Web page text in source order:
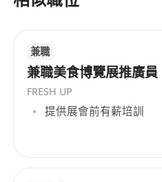
兼職
兼職美食博覽展推廣員
FRESH UP
提供展會前有薪培訓